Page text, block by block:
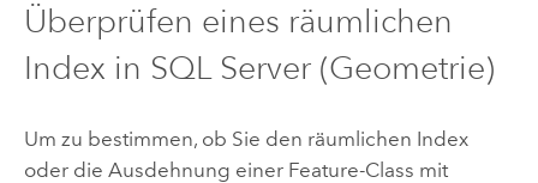
Überprüfen eines räumlichen
Index in SQL Server(Geometrie)
Um zu bestimmen, ob Sie den räumlichen Index
oder die Ausdehnung einer Feature-Class mit